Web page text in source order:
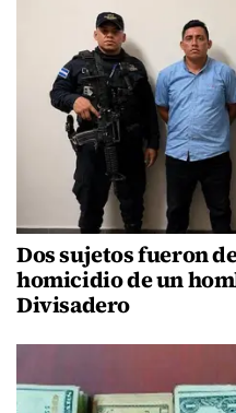
Dos sujetos fueron
homicidio de un
Divisadero